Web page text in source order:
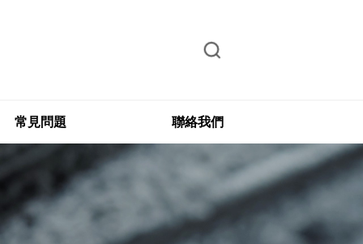
常見問題 聯絡我們